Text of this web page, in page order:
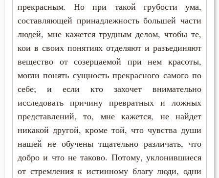
Глаза
Гнев
Гордость
Господь
Девство
Дело
прекрасным. Но при такой грубости ума,
составляющей принадлежность большей части
людей, мне кажется трудным делом, чтобы те,
кои в своих понятиях отделяют и разъединяют
вещество от созерцаемой при нем красоты,
могли понять сущность прекрасного самого по
себе; и если кто захочет внимательно
исследовать причину превратных и ложных
представлений, то, мне кажется, не найдет
никакой другой, кроме той, что чувства души
нашей не обучены тщательно различать, что
добро и что не таково. Потому, уклонившиеся
от стремления к истинному благу люди, одни